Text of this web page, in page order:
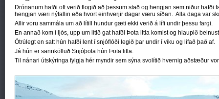
Drónanum hafði oft verið flogið að þessum stað og hengjan sem niður hafði
hengjan væri nýfallin eða hvort einhverjir dagar væru síðan. Alla daga var
Allir voru sammála um að lítill hundur gæti ekki verið á lífi undir þessu fargi.
En annað kom í ljós, upp um lítið gat hafði Þota litla komist og hlaupið
Ótrúlegt en satt hún hafði lent í snjóflóði legið þar undir í viku og lifað það af.
Já hún er sannkölluð Snjóþota hún Þota litla.
Til nánari útskýringa fylgja hér myndir sem sýna svolítið hvernig aðstæður